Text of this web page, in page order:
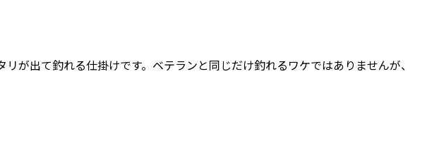
が出て釣れる仕掛けです。ベテランと同じだけ釣れるワケではありませんが、